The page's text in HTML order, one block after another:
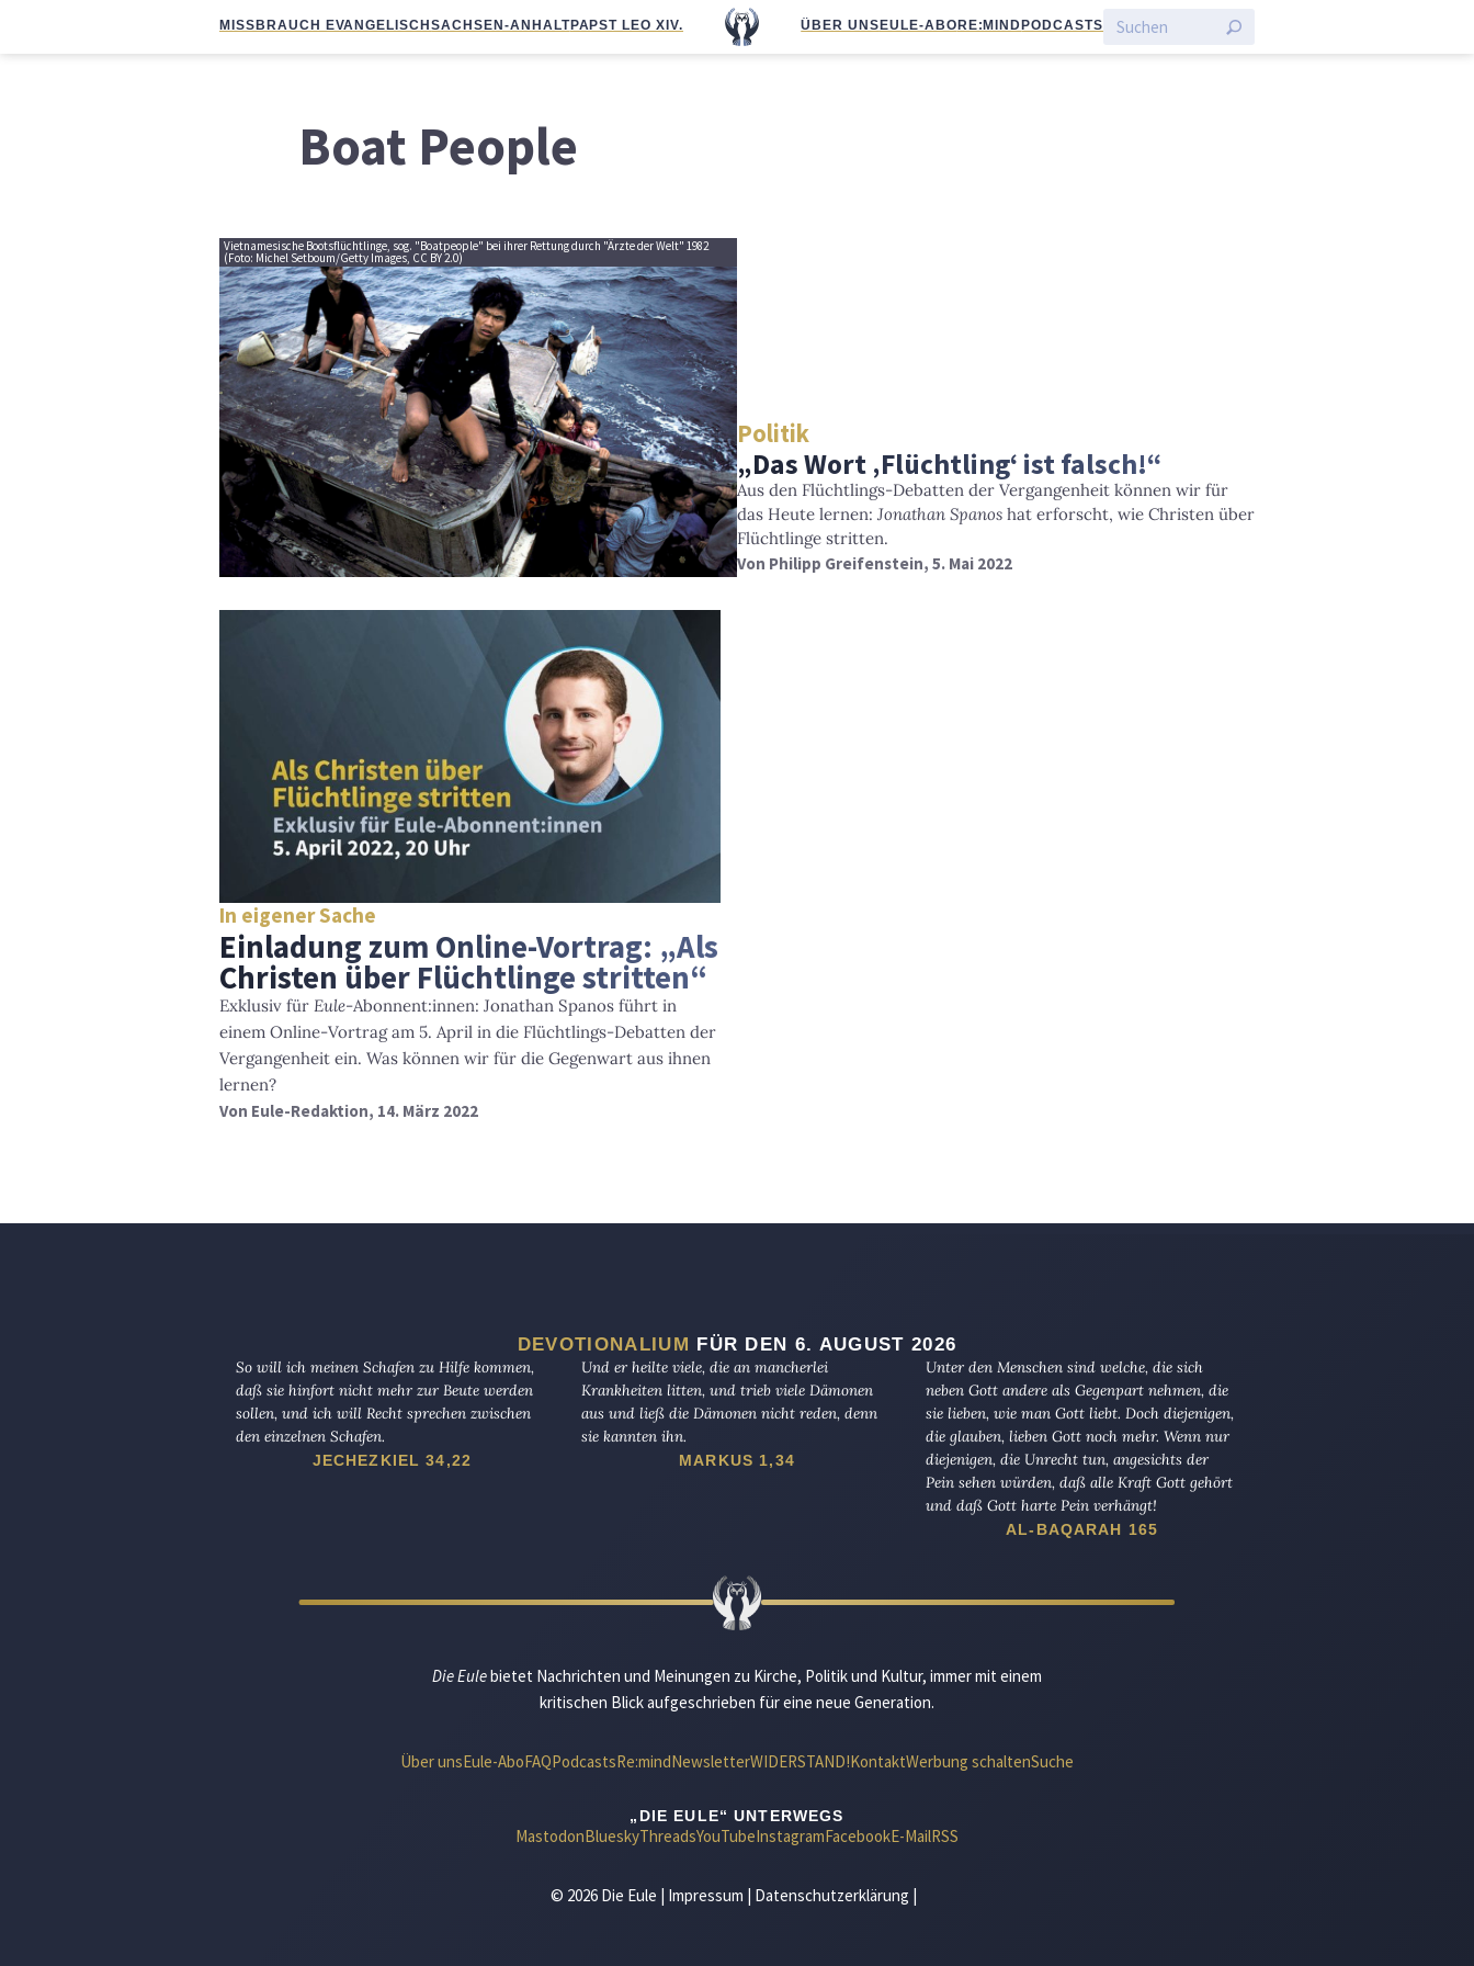
MISSBRAUCH EVANGELISCHSACHSEN-ANHALTPAPST LEO XIV. ÜBER UNS EULE-ABO RE:MIND PODCASTS
Boat People
Vietnamesische Bootsflüchtlinge, sog. "Boatpeople" bei ihrer Rettung durch "Ärzte der Welt" 1982
(Foto: Michel Setboum/Getty Images, CC BY 2.0)
Politik
„Das Wort ‚Flüchtling‘ ist falsch!“
Aus den Flüchtlings-Debatten der Vergangenheit können wir für
das Heute lernen: Jonathan Spanos hat erforscht, wie Christen über
Flüchtlinge stritten.
Von Philipp Greifenstein, 5. Mai 2022
In eigener Sache
Einladung zum Online-Vortrag: „Als
Christen über Flüchtlinge stritten“
Exklusiv für Eule-Abonnent:innen: Jonathan Spanos führt in
einem Online-Vortrag am 5. April in die Flüchtlings-Debatten der
Vergangenheit ein. Was können wir für die Gegenwart aus ihnen
lernen?
Von Eule-Redaktion, 14. März 2022
DEVOTIONALIUM FÜR DEN 6. AUGUST 2026
So will ich meinen Schafen zu Hilfe kommen,
daß sie hinfort nicht mehr zur Beute werden
sollen, und ich will Recht sprechen zwischen
den einzelnen Schafen.
JECHEZKIEL 34,22
Und er heilte viele, die an mancherlei
Krankheiten litten, und trieb viele Dämonen
aus und ließ die Dämonen nicht reden, denn
sie kannten ihn.
MARKUS 1,34
Unter den Menschen sind welche, die sich
neben Gott andere als Gegenpart nehmen, die
sie lieben, wie man Gott liebt. Doch diejenigen,
die glauben, lieben Gott noch mehr. Wenn nur
diejenigen, die Unrecht tun, angesichts der
Pein sehen würden, daß alle Kraft Gott gehört
und daß Gott harte Pein verhängt!
AL-BAQARAH 165
Die Eulebietet Nachrichten und Meinungen zu Kirche, Politik und Kultur, immer mit einem
kritischen Blick aufgeschrieben für eine neue Generation.
Über unsEule-AboFAQPodcastsRe:mindNewsletterWIDERSTAND!KontaktWerbung schaltenSuche
„DIE EULE“ UNTERWEGS
MastodonBlueskyThreadsYouTubeInstagramFacebookE-MailRSS
© 2026 Die Eule | Impressum | Datenschutzerklärung |